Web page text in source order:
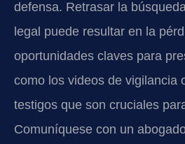
defensa. Retrasar la
legal puede resultar en la
oportunidades claves para
como los videos de vigilancia
testigos que son cruciales
Comuníquese con un